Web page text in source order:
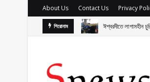
About Us Contact Us Privacy
শিরোনাম বাংলাদেশসহ বাসযোগ্য